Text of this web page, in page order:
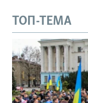
ТОП-ТЕМА